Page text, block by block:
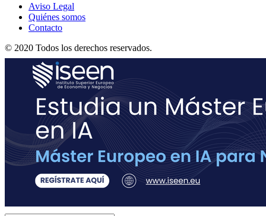
Aviso Legal
Quiénes somos
Contacto
© 2020 Todos los derechos reservados.